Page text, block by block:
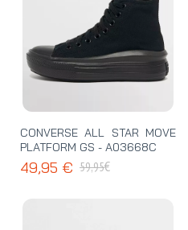
CONVERSE ALL STAR MOVE
PLATFORM GS - A03668C
49,95 € 59,95€